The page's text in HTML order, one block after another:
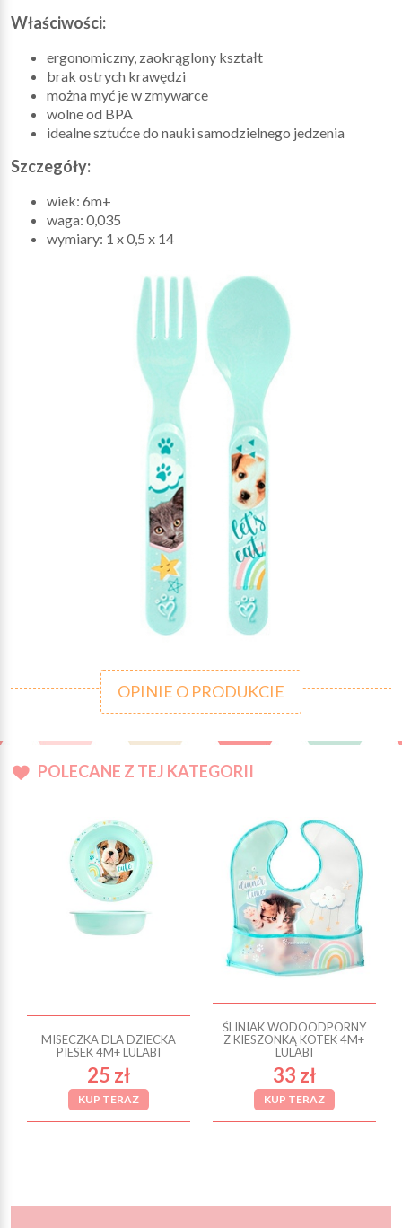
Właściwości:
ergonomiczny, zaokrąglony kształt
brak ostrych krawędzi
można myć je w zmywarce
wolne od BPA
idealne sztućce do nauki samodzielnego jedzenia
Szczegóły:
wiek: 6m+
waga: 0,035
wymiary: 1 x 0,5 x 14
OPINIE O PRODUKCIE
POLECANE Z TEJ KATEGORII
MISECZKA DLA DZIECKA
PIESEK 4M+ LULABI
25 zł
KUP TERAZ
ŚLINIAK WODOODPORNY
Z KIESZONKĄ KOTEK 4M+
LULABI
33 zł
KUP TERAZ